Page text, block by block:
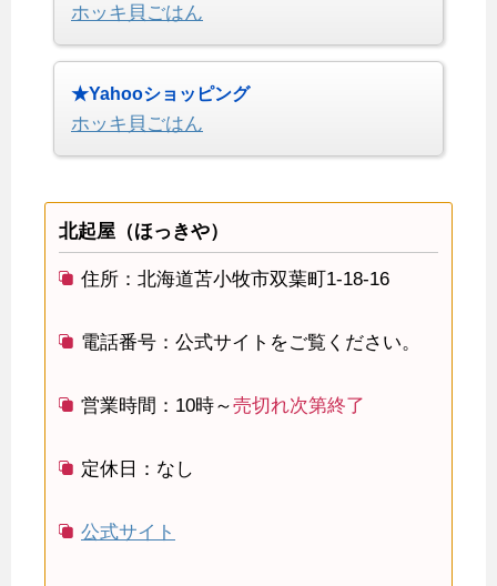
ホッキ貝ごはん
★Yahooショッピング
ホッキ貝ごはん
北起屋（ほっきや）
住所：北海道苫小牧市双葉町1-18-16
電話番号：公式サイトをご覧ください。
営業時間：10時～売切れ次第終了
定休日：なし
公式サイト